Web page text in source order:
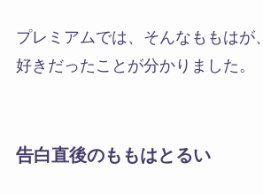
プレミアムでは、そんなももはが、
好きだったことが分かりました。
告白直後のももはとるい